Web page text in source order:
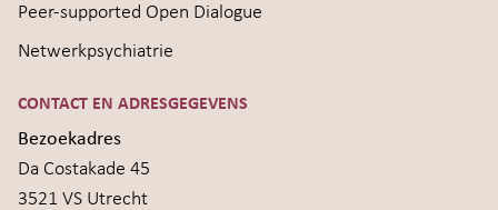
Peer-supported Open Dialogue
Netwerkpsychiatrie
CONTACT EN ADRESGEGEVENS
Bezoekadres
Da Costakade 45
3521 VS Utrecht